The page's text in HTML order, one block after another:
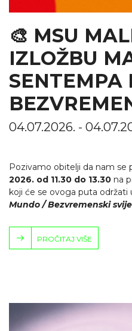
🎨 MSU
IZLOŽBU
SENTEMPA
04.07.2026. -
Pozivamo obitelji da nam se
2026. od 11.30 do 13.30 na
koji će se ovoga puta održati
Mundo / Bezvremenski
PROČITAJ VIŠE